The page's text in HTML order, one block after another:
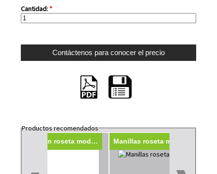
Cantidad:*
Productos recomendados
Manillas con roseta modelo 130AManillas roseta modelo 130